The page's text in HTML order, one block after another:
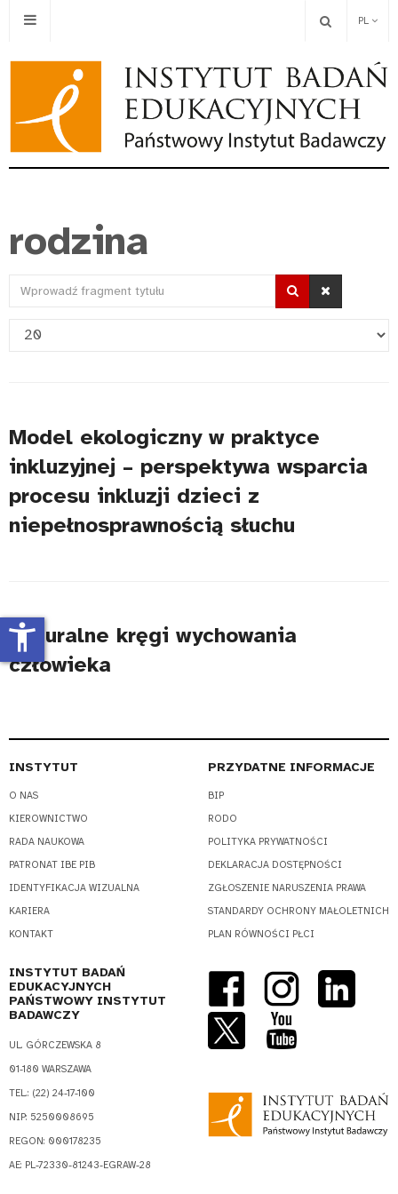
PL
rodzina
Wprowadź
tytułu
Pokaż
Model ekologiczny w praktyce
inkluzyjnej – perspektywa wsparcia
procesu inkluzji dzieci z
niepełnosprawnością słuchu
Naturalne kręgi wychowania
człowieka
INSTYTUT
O NAS
KIEROWNICTWO
RADA NAUKOWA
PATRONAT IBE PIB
IDENTYFIKACJA WIZUALNA
KARIERA
KONTAKT
PRZYDATNE INFORMACJE
BIP
RODO
POLITYKA PRYWATNOŚCI
DEKLARACJA DOSTĘPNOŚCI
ZGŁOSZENIE NARUSZENIA PRAWA
STANDARDY OCHRONY MAŁOLETNICH
PLAN RÓWNOŚCI PŁCI
INSTYTUT BADAŃ
EDUKACYJNYCH
PAŃSTWOWY INSTYTUT
BADAWCZY
UL. GÓRCZEWSKA 8
01-180 WARSZAWA
TEL.: (22) 24-17-100
NIP: 5250008695
REGON: 000178235
AE: PL-72330-81243-EGRAW-28
accessibility_new